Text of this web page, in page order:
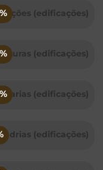
(edificações)
(edificações)
(edificações)
(edificações)